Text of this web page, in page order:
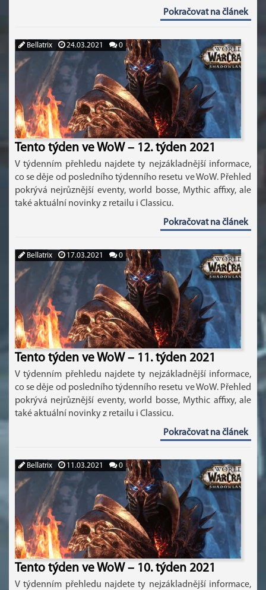
Pokračovat na článek
Bellatrix 24.03.2021 0
Tento týden ve WoW – 12. týden 2021
V týdenním přehledu najdete ty nejzákladnější informace,
co se děje od posledního týdenního resetu ve WoW. Přehled
pokrývá nejrůznější eventy, world bosse, Mythic affixy, ale
také aktuální novinky z retailu i Classicu.
Pokračovat na článek
Bellatrix 17.03.2021 0
Tento týden ve WoW – 11. týden 2021
V týdenním přehledu najdete ty nejzákladnější informace,
co se děje od posledního týdenního resetu ve WoW. Přehled
pokrývá nejrůznější eventy, world bosse, Mythic affixy, ale
také aktuální novinky z retailu i Classicu.
Pokračovat na článek
Bellatrix 11.03.2021 0
Tento týden ve WoW – 10. týden 2021
V týdenním přehledu najdete ty nejzákladnější informace,